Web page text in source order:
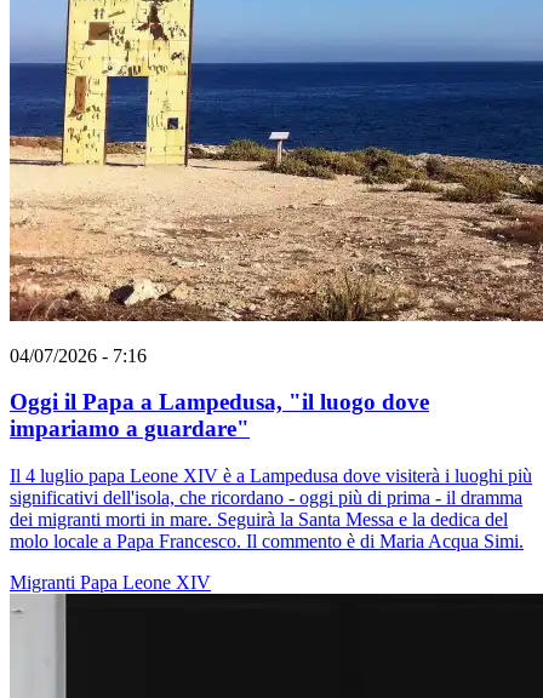
04/07/2026 - 7:16
Oggi il Papa a Lampedusa, "il luogo dove
impariamo a guardare"
Il 4 luglio papa Leone XIV è a Lampedusa dove visiterà i luoghi più
significativi dell'isola, che ricordano - oggi più di prima - il dramma
dei migranti morti in mare. Seguirà la Santa Messa e la dedica del
molo locale a Papa Francesco. Il commento è di Maria Acqua Simi.
Migranti Papa Leone XIV